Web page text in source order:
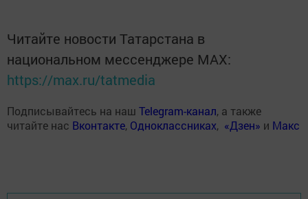
Читайте новости Татарстана в
национальном мессенджере MАХ:
https://max.ru/tatmedia
Подписывайтесь на наш Telegram-канал, а также
читайте нас Вконтакте, Одноклассниках, «Дзен» и Макс